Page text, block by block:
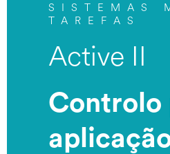
SISTEMAS
TAREFAS
Active II
Controlo